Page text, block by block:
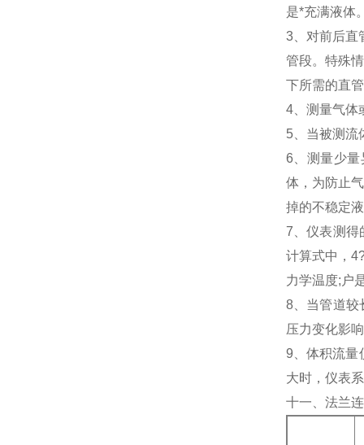
是*充满液体
3、对前后直
管段。特殊
下所需的直
4、测量气体
5、当被测流
6、测量少
体，为防止
掉的不稳定
7、仪表测得
计算式中，
力学温度;户
8、当管道较
压力变化影
9、体积流量
大时，仪表
十一、法兰